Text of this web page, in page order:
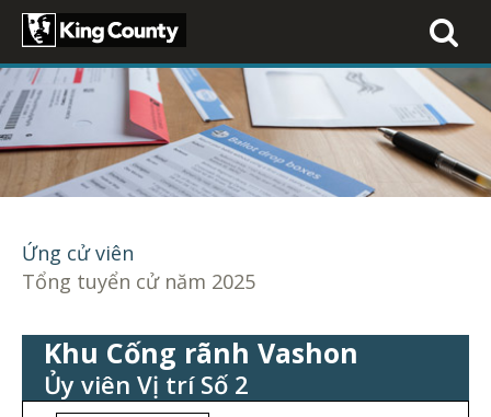
Toggle
Ứng cử viên
Tổng tuyển cử năm 2025
Khu Cống rãnh Vashon
Ủy viên Vị trí Số 2